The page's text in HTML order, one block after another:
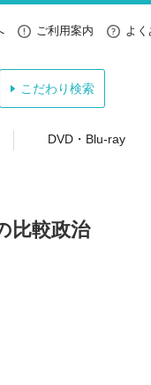
ご利用案内 よ
こだわり検索
DVD・Blu-ray
比較政治